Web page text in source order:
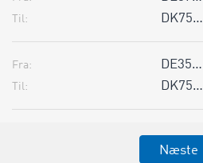
Til: DK75…
Fra: DE35…
Til: DK75…
Næste